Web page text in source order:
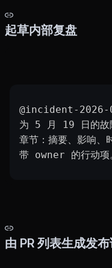
起草内部复盘
@incident-
为 5 月 19 日的故障
章节：摘要、影响、
带 owner 的行动项
由 PR 列表生成发布